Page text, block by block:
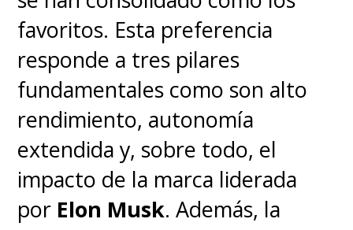
favoritos. Esta preferencia
responde a tres pilares
fundamentales como son alto
rendimiento, autonomía
extendida y, sobre todo, el
impacto de la marca liderada
por Elon Musk. Además, la